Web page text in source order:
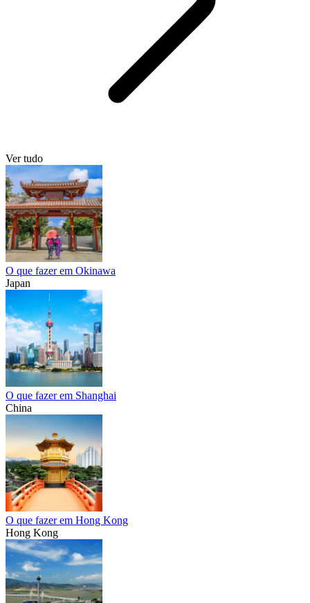
Ver tudo
O que fazer em Okinawa
Japan
O que fazer em Shanghai
China
O que fazer em Hong Kong
Hong Kong